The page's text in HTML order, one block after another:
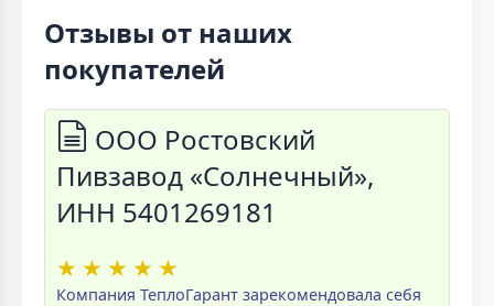
Отзывы от наших
покупателей
ООО Ростовский
Пивзавод «Солнечный»,
ИНН 5401269181
★ ★ ★ ★ ★
Компания ТеплоГарант зарекомендовала себя